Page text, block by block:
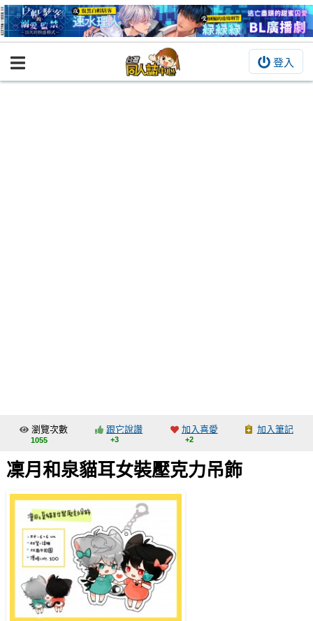
登入
BOOKY書集倉庫
交流中心
攤位轉讓區
會員中心
註冊會員
登入
瀏覽次數
1055
跟它說讚
+3
加入喜愛
+2
加入筆記
凜月和泉貓耳女裝壓克力吊飾